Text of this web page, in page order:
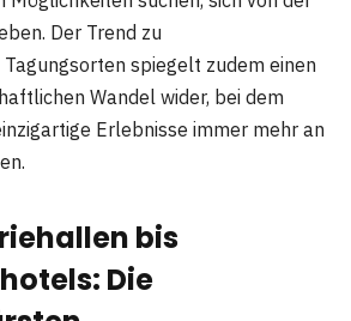
Der Trend zu
spiegelt zudem einen
Wandel wider, bei dem
Erlebnisse immer mehr an
bis
Die